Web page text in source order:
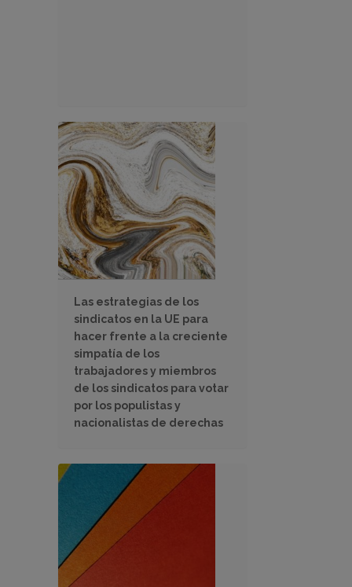
Las estrategias de los
sindicatos en la UE para
hacer frente a la creciente
simpatía de los
trabajadores y miembros
de los sindicatos para votar
por los populistas y
nacionalistas de derechas